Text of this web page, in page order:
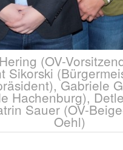
(OV-
Sikorski
Gabriele
Hachenburg),
Sauer (OV-
Oehl)